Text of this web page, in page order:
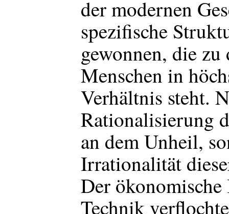
der modernen
spezifische
gewonnen, die
Menschen in
Verhältnis steht.
Rationalisierung
an dem Unheil,
Irrationalität
Der
Technik